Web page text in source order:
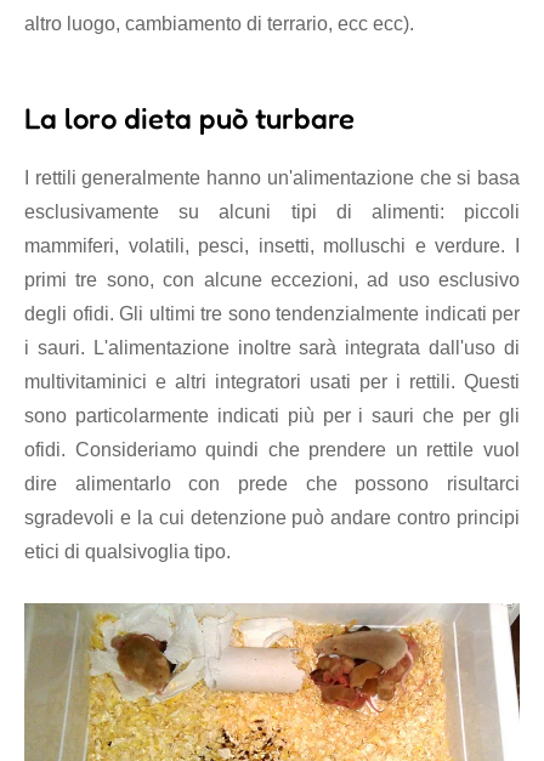
altro luogo, cambiamento di terrario, ecc ecc).
La loro dieta può turbare
I rettili generalmente hanno un'alimentazione che si basa
esclusivamente su alcuni tipi di alimenti: piccoli
mammiferi, volatili, pesci, insetti, molluschi e verdure. I
primi tre sono, con alcune eccezioni, ad uso esclusivo
degli ofidi. Gli ultimi tre sono tendenzialmente indicati per
i sauri. L'alimentazione inoltre sarà integrata dall'uso di
multivitaminici e altri integratori usati per i rettili. Questi
sono particolarmente indicati più per i sauri che per gli
ofidi. Consideriamo quindi che prendere un rettile vuol
dire alimentarlo con prede che possono risultarci
sgradevoli e la cui detenzione può andare contro principi
etici di qualsivoglia tipo.